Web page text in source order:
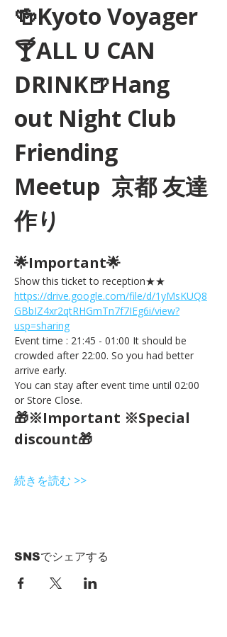
🍻Kyoto Voyager
🍸ALL U CAN
DRINK🍺Hang
out Night Club
Friending
Meetup  京都 友達
作り
🌟Important🌟
Show this ticket to reception★★
https://drive.google.com/file/d/1yMsKUQ8
GBbIZ4xr2qtRHGmTn7f7IEg6i/view?
usp=sharing
Event time : 21:45 - 01:00 It should be
crowded after 22:00. So you had better
arrive early.
You can stay after event time until 02:00
or Store Close.
🎁※Important ※Special
discount🎁
続きを読む >>
SNSでシェアする